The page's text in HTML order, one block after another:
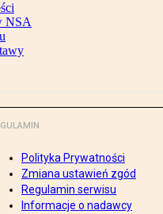
NSA
Polityka Prywatności
Zmiana ustawień zgód
Regulamin serwisu
Informacje o nadawcy